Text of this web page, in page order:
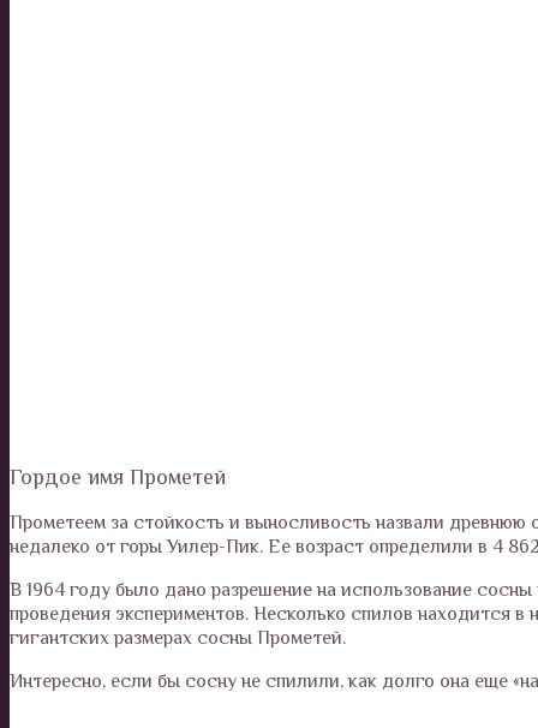
Гордое имя Прометей
Прометеем за стойкость и выносливость назвали
недалеко от горы Уилер-Пик. Ее возраст определили в 4
В 1964 году было дано разрешение на использование
проведения экспериментов. Несколько спилов находится
гигантских размерах сосны Прометей.
Интересно, если бы сосну не спилили, как долго она еще